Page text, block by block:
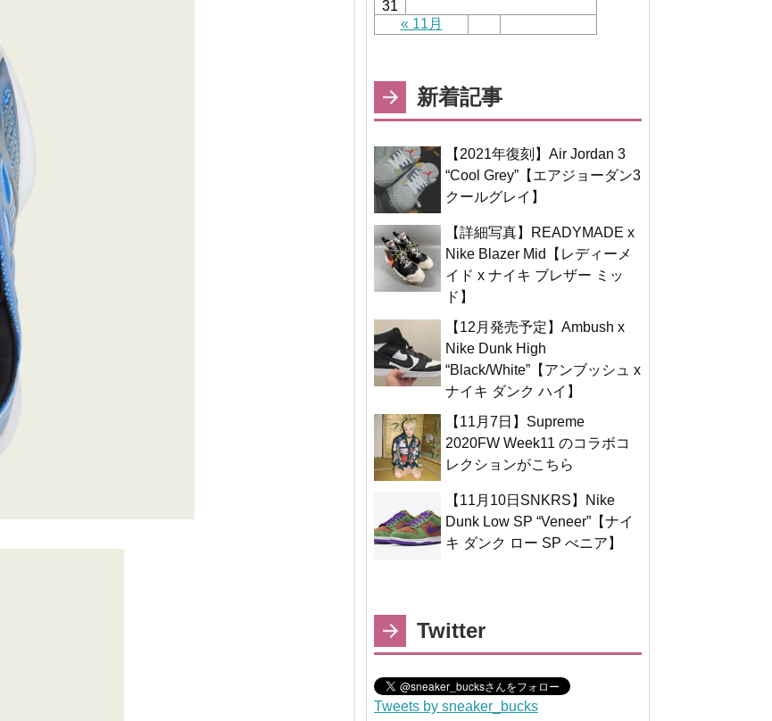
« 11月
31
新着記事
【2021年復刻】Air Jordan 3
“Cool Grey”【エアジョーダン3
クールグレイ】
【詳細写真】READYMADE x
Nike Blazer Mid【レディーメ
イド x ナイキ ブレザー ミッ
ド】
【12月発売予定】Ambush x
Nike Dunk High
“Black/White”【アンブッシュ x
ナイキ ダンク ハイ】
【11月7日】Supreme
2020FW Week11 のコラボコ
レクションがこちら
【11月10日SNKRS】Nike
Dunk Low SP “Veneer”【ナイ
キ ダンク ロー SP べニア】
Twitter
Tweets by sneaker_bucks